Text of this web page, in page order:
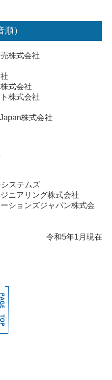
）
株式会社
式会社
株式会社
株式会社
ステムズ
ニアリング株式会社
ションズジャパン株式会
令和5年1月現在